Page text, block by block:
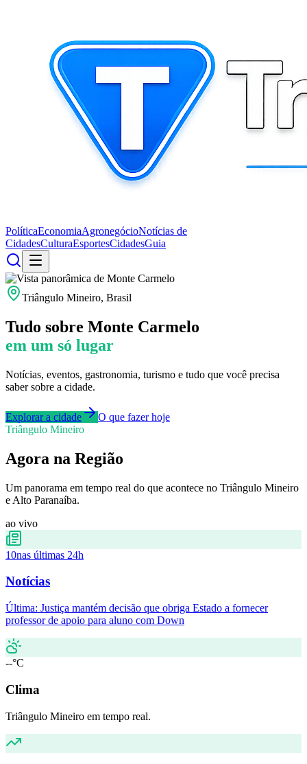
PolíticaEconomiaAgronegócioNotícias de
CidadesCulturaEsportesCidadesGuia
Triângulo Mineiro, Brasil
Tudo sobre Monte Carmelo
em um só lugar
Notícias, eventos, gastronomia, turismo e tudo que você precisa
saber sobre a cidade.
Explorar a cidade
O que fazer hoje
Triângulo Mineiro
Agora na Região
Um panorama em tempo real do que acontece no Triângulo Mineiro
e Alto Paranaíba.
ao vivo
10nas últimas 24h
Notícias
Última: Justiça mantém decisão que obriga Estado a fornecer
professor de apoio para aluno com Down
--°C
Clima
Triângulo Mineiro em tempo real.